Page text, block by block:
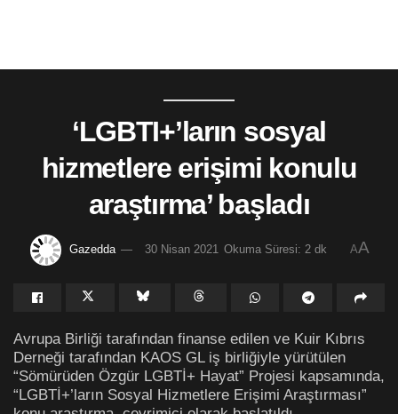
‘LGBTI+’ların sosyal
hizmetlere erişimi konulu
araştırma’ başladı
Gazedda 30 Nisan 2021 Okuma Süresi: 2 dk AA
Avrupa Birliği tarafından finanse edilen ve Kuir Kıbrıs
Derneği tarafından KAOS GL iş birliğiyle yürütülen
“Sömürüden Özgür LGBTİ+ Hayat” Projesi kapsamında,
“LGBTİ+’ların Sosyal Hizmetlere Erişimi Araştırması”